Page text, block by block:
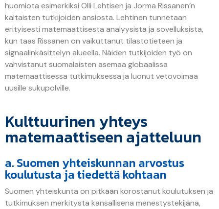
huomiota esimerkiksi Olli Lehtisen ja Jorma Rissanen’n
kaltaisten tutkijoiden ansiosta. Lehtinen tunnetaan
erityisesti matemaattisesta analyysistä ja sovelluksista,
kun taas Rissanen on vaikuttanut tilastotieteen ja
signaalinkäsittelyn alueella. Näiden tutkijoiden työ on
vahvistanut suomalaisten asemaa globaalissa
matemaattisessa tutkimuksessa ja luonut vetovoimaa
uusille sukupolville.
Kulttuurinen yhteys
matemaattiseen ajatteluun
a. Suomen yhteiskunnan arvostus
koulutusta ja tiedettä kohtaan
Suomen yhteiskunta on pitkään korostanut koulutuksen ja
tutkimuksen merkitystä kansallisena menestystekijänä,